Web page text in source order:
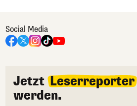
Social Media
Jetzt Leserreporter
werden.